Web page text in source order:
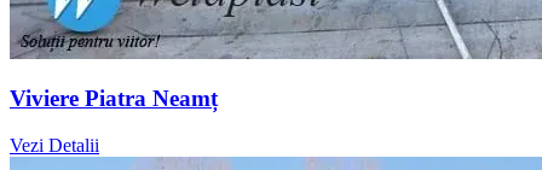
Viviere Piatra Neamț
Vezi Detalii